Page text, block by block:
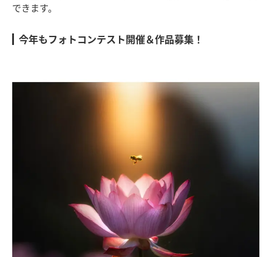
できます。
今年もフォトコンテスト開催＆作品募集！